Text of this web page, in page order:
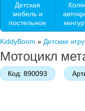
Детская
мебель и
постельное
KiddyBoom » Детские
Мотоцикл
Код: 890093